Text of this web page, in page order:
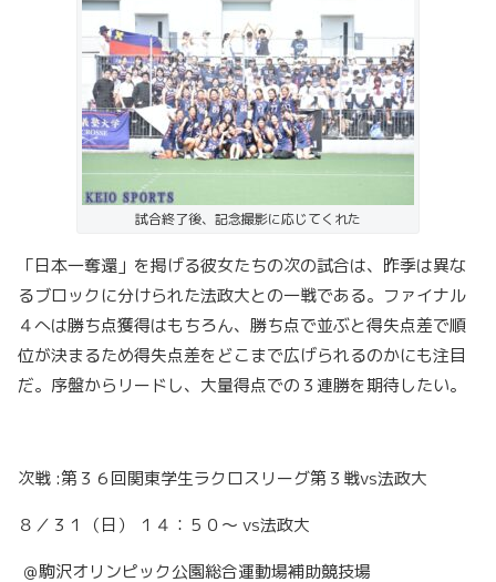
試合終了後、記念撮影に応じてくれた
「日本一奪還」を掲げる彼女たちの次の試合は、昨季は異な
るブロックに分けられた法政大との一戦である。ファイナル
４へは勝ち点獲得はもちろん、勝ち点で並ぶと得失点差で順
位が決まるため得失点差をどこまで広げられるのかにも注目
だ。序盤からリードし、大量得点での３連勝を期待したい。
次戦 :第３６回関東学生ラクロスリーグ第３戦vs法政大
８／３１（日） １４：５０～ vs法政大
＠駒沢オリンピック公園総合運動場補助競技場